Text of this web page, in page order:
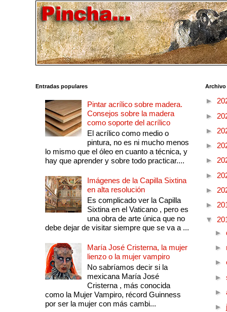
Entradas populares
Pintar acrílico sobre madera.
Consejos sobre la madera
como soporte del acrílico
El acrílico como medio o
pintura, no es ni mucho menos
lo mismo que el óleo en cuanto a técnica, y
hay que aprender y sobre todo practicar....
Imágenes de la Capilla Sixtina
en alta resolución
Es complicado ver la Capilla
Sixtina en el Vaticano , pero es
una obra de arte única que no
debe dejar de visitar siempre que se va a ...
María José Cristerna, la mujer
lienzo o la mujer vampiro
No sabríamos decir si la
mexicana María José
Cristerna , más conocida
como la Mujer Vampiro, récord Guinness
por ser la mujer con más cambi...
►
►
►
►
►
►
►
►
▼
►
►
►
►
►
►